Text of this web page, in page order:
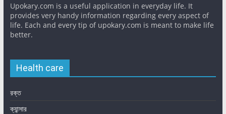
Upokary.com is a useful application in everyday life. It
provides very handy information regarding every aspect of
life. Each and every tip of upokary.com is meant to make life
better.
Health care
রক্ত
ক্যান্সার